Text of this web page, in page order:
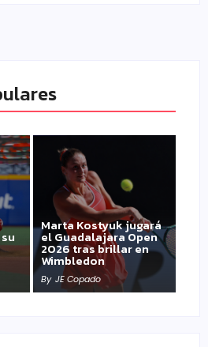
Marta Kostyuk jugará
el Guadalajara Open
2026 tras brillar en
Wimbledon
By JE Copado